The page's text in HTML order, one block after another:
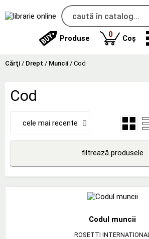
Produse 0produse
Coș
Cărţi / Drept / Muncii / Cod
Cod
cele mai recente
filtrează produsele
Codul muncii
ROSETTI INTERNATIONAL